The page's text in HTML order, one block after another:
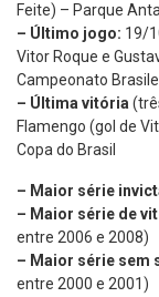
Feite) – Parque
– Último jogo: 19/
Vitor Roque e
Campeonato
– Última vitória
Flamengo (gol de
Copa do Brasil
– Maior série
– Maior série de
entre 2006 e 2008)
– Maior série sem
entre 2000 e 2001)